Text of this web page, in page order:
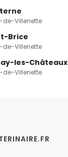
de-Villenette
Brice
de-Villenette
les-Châteaux
de-Villenette